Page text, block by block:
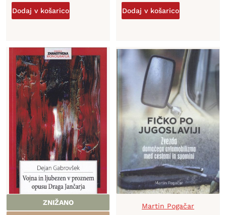
Dodaj v košarico Dodaj v košarico
ZNIŽANO Martin Pogačar